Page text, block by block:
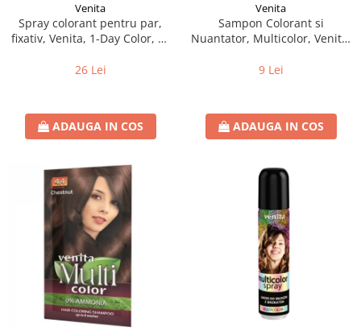
Venita
Spray colorant pentru par,
fixativ, Venita, 1-Day Color, nr
26 Lei
ADAUGA IN COS
Venita
Sampon Colorant si
Nuantator, Multicolor, Venita,
9 Lei
ADAUGA IN COS